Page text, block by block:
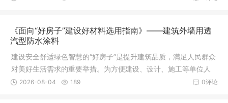
《面向“好房子”建设好材料选用指南》——建筑外墙用透
汽型防水涂料
建设安全舒适绿色智慧的“好房子”是提升建筑品质，满足人民群众
对美好生活需求的重要举措。为方便建设、设计、施工等单位人
员和广大人民群众了解
0评论
2026-08-04 189